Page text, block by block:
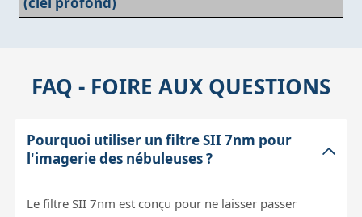
FAQ - FOIRE AUX QUESTIONS
Pourquoi utiliser un filtre SII 7nm pour
l'imagerie des nébuleuses ?
Le filtre SII 7nm est conçu pour ne laisser passer